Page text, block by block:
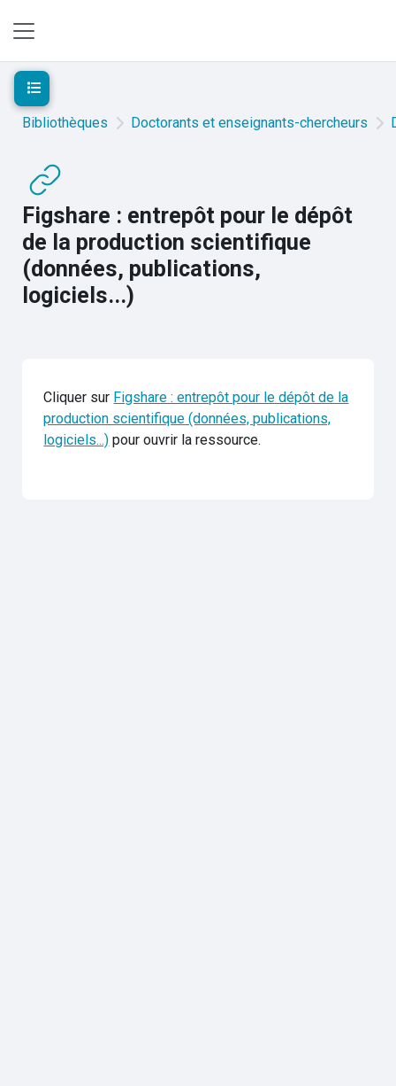
Bibliothèques Doctorants et enseignants-chercheurs
Figshare : entrepôt pour le dépôt
de la production scientifique
(données, publications,
logiciels...)
Ouvrir l’index du cours
Cliquer sur Figshare : entrepôt pour le dépôt de la
production scientifique (données, publications,
logiciels...) pour ouvrir la ressource.